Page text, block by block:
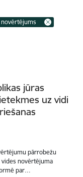
jūras
uz vidi
pārrobežu
novērtējuma
par…